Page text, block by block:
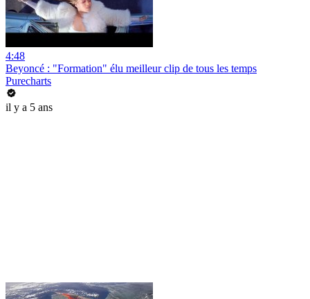
4:48
Beyoncé : "Formation" élu meilleur clip de tous les temps
Purecharts
il y a 5 ans